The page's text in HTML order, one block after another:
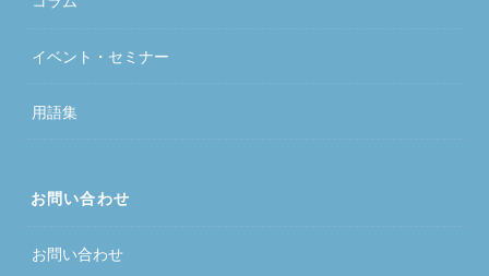
イベント・セミナー
用語集
お問い合わせ
お問い合わせ